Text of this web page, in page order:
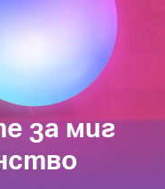
за миг